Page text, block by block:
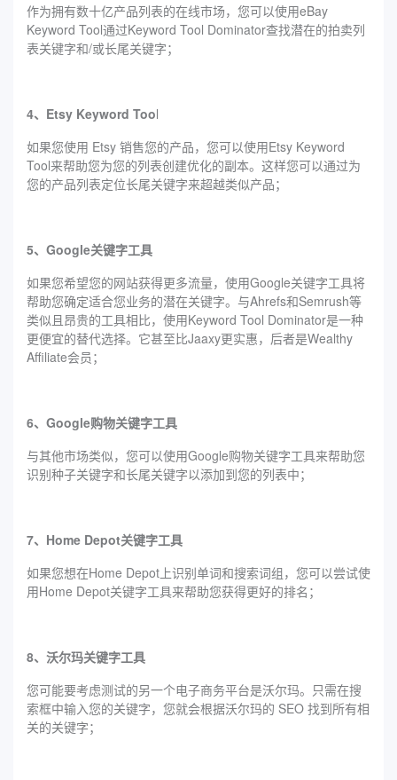
作为拥有数十亿产品列表的在线市场，您可以使用eBay
Keyword Tool通过Keyword Tool Dominator查找潜在的拍卖列
表关键字和/或长尾关键字；
4、Etsy Keyword Tool
如果您使用 Etsy 销售您的产品，您可以使用Etsy Keyword
Tool来帮助您为您的列表创建优化的副本。这样您可以通过为
您的产品列表定位长尾关键字来超越类似产品；
5、Google关键字工具
如果您希望您的网站获得更多流量，使用Google关键字工具将
帮助您确定适合您业务的潜在关键字。与Ahrefs和Semrush等
类似且昂贵的工具相比，使用Keyword Tool Dominator是一种
更便宜的替代选择。它甚至比Jaaxy更实惠，后者是Wealthy
Affiliate会员；
6、Google购物关键字工具
与其他市场类似，您可以使用Google购物关键字工具来帮助您
识别种子关键字和长尾关键字以添加到您的列表中；
7、Home Depot关键字工具
如果您想在Home Depot上识别单词和搜索词组，您可以尝试使
用Home Depot关键字工具来帮助您获得更好的排名；
8、沃尔玛关键字工具
您可能要考虑测试的另一个电子商务平台是沃尔玛。只需在搜
索框中输入您的关键字，您就会根据沃尔玛的 SEO 找到所有相
关的关键字；